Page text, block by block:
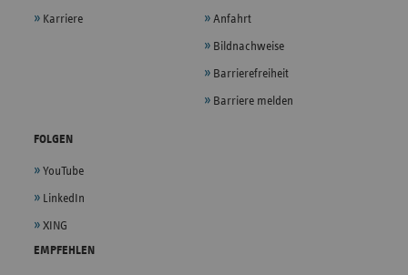
Karriere Anfahrt
Bildnachweise
Barrierefreiheit
Barriere melden
FOLGEN
YouTube
LinkedIn
XING
EMPFEHLEN